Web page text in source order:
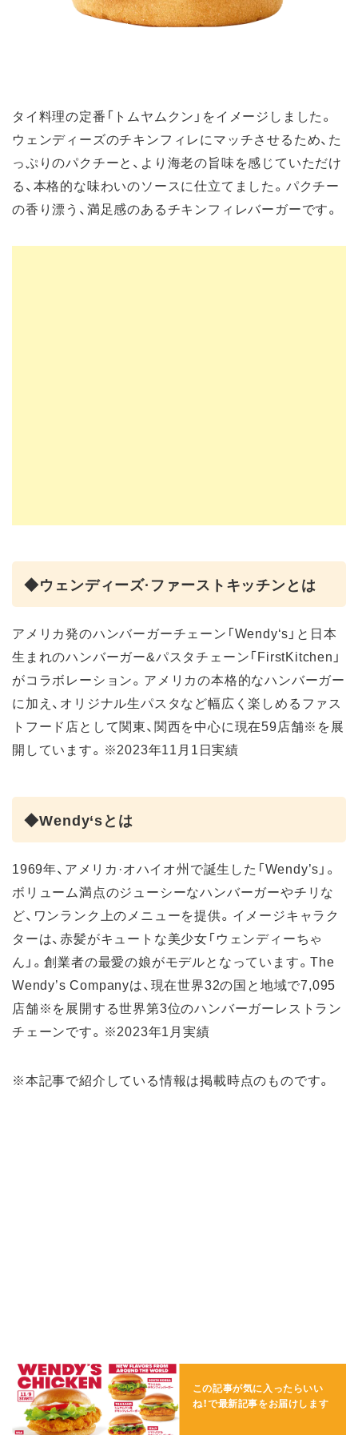
タイ料理の定番「トムヤムクン」をイメージしました。
ウェンディーズのチキンフィレにマッチさせるため、た
っぷりのパクチーと、より海老の旨味を感じていただけ
る、本格的な味わいのソースに仕立てました。パクチー
の香り漂う、満足感のあるチキンフィレバーガーです。
◆ウェンディーズ·ファーストキッチンとは
アメリカ発のハンバーガーチェーン「Wendy‘s」と日本
生まれのハンバーガー&パスタチェーン「FirstKitchen」
がコラボレーション。アメリカの本格的なハンバーガー
に加え、オリジナル生パスタなど幅広く楽しめるファス
トフード店として関東、関西を中心に現在59店舗※を展
開しています。※2023年11月1日実績
◆Wendy‘sとは
1969年、アメリカ·オハイオ州で誕生した「Wendy’s」。
ボリューム満点のジューシーなハンバーガーやチリな
ど、ワンランク上のメニューを提供。イメージキャラク
ターは、赤髪がキュートな美少女「ウェンディーちゃ
ん」。創業者の最愛の娘がモデルとなっています。The
Wendy’s Companyは、現在世界32の国と地域で7,095
店舗※を展開する世界第3位のハンバーガーレストラン
チェーンです。※2023年1月実績
※本記事で紹介している情報は掲載時点のものです。
この記事が気に入ったらいい
ね！で最新記事をお届けします